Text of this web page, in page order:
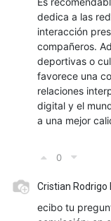
dedica a las
interacción
compañeros.
deportivas o
favorece una
relaciones
digital y el
a una mejor
0
Cristian Rodrigo
ecibo tu